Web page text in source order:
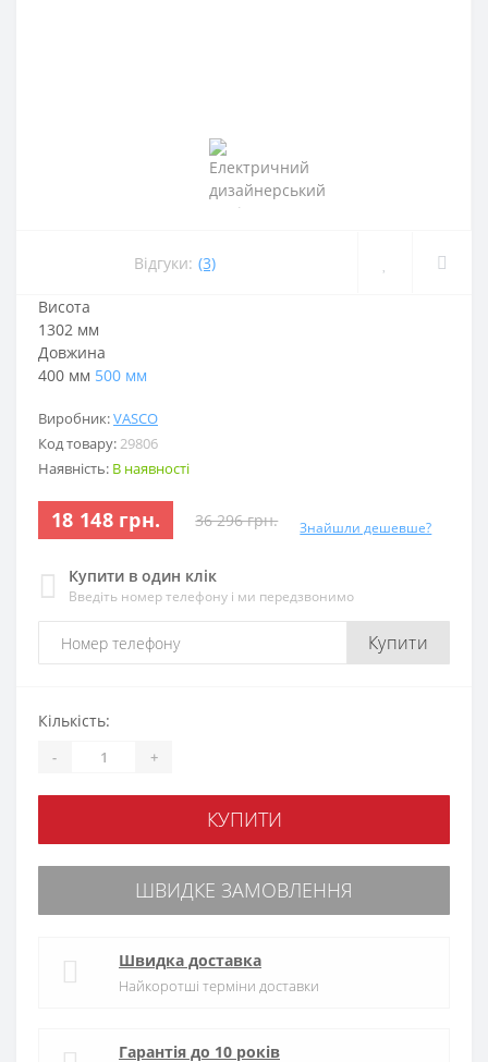
Відгуки: (3)
Виробник:VASCO
Код товару:29806
Наявність: В наявності
18 148 грн. 36 296 грн. Знайшли дешевше?
Купити в один клік
Введіть номер телефону і ми передзвонимо
Купити
Висота
1302 мм
Довжина
400 мм 500 мм
Кількість:
- +
КУПИТИ
ШВИДКЕ ЗАМОВЛЕННЯ
Швидка доставка
Найкоротші терміни доставки
Гарантія до 10 років